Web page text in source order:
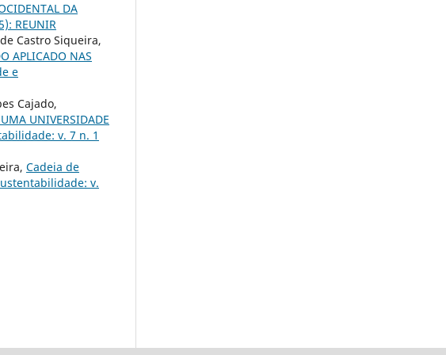
DA
REUNIR
Castro Siqueira,
APLICADO NAS
e
Cajado,
UNIVERSIDADE
v. 7 n. 1
Cadeia de
v.